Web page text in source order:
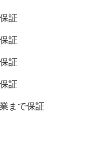
証
証
証
保証
まで保証